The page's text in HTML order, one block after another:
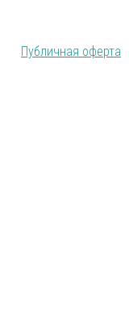
Публичная оферта